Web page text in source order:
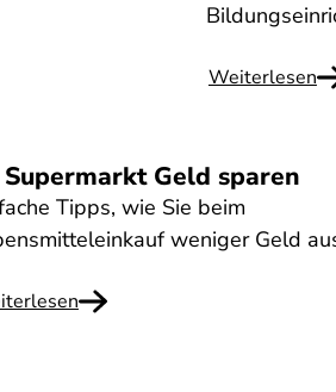
Weiterlesen
Geld sparen
Tipps, wie Sie beim
weniger Geld